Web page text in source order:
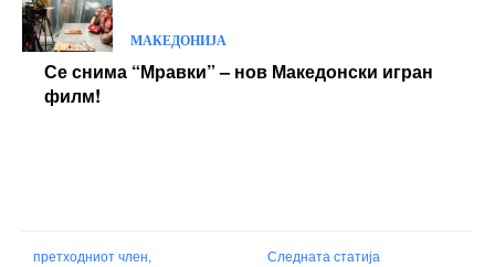
МАКЕДОНИЈА
Се снима “Мравки” – нов Македонски игран
филм!
претходниот член, Следната статија